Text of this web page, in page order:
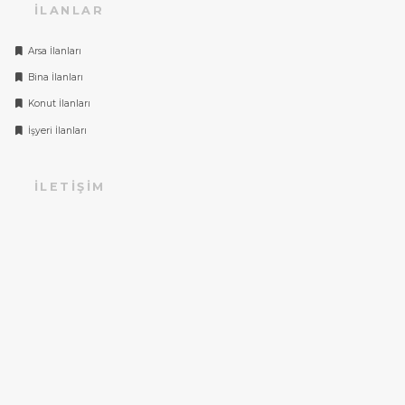
İLANLAR
Arsa İlanları
Bina İlanları
Konut İlanları
İşyeri İlanları
İLETIŞIM